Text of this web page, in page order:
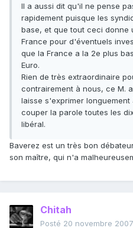
Il a aussi dit qu'il ne pense
rapidement puisque les
base, et que tout ceci donne
France pour d'éventuels
que la France a la 2e plus
Euro.
Rien de très extraordinaire
contrairement à nous, ce M.
laisse s'exprimer
couper la parole toutes les
libéral.
Baverez est un très bon
son maître, qui n'a
Chitah
Posté 20 novembre 2007